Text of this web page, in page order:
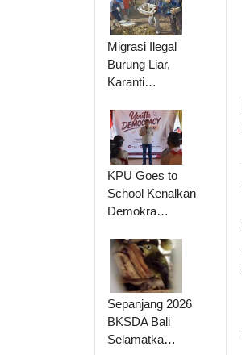
Migrasi Ilegal
Burung Liar,
Karanti…
KPU Goes to
School Kenalkan
Demokra…
Sepanjang 2026
BKSDA Bali
Selamatka…